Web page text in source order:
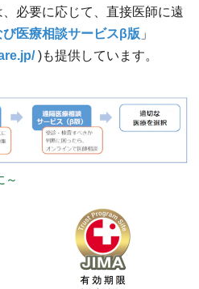
必要に応じて、直接医師に遠
び医療相談サービスβ版 」
)も提供しています。
～